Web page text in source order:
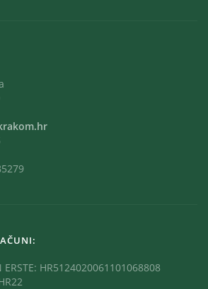
HR5124020061101068808